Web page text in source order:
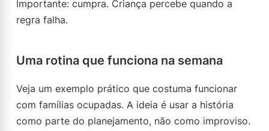
Importante: cumpra. Criança percebe quando a
regra falha.
Uma rotina que funciona na semana
Veja um exemplo prático que costuma funcionar
com famílias ocupadas. A ideia é usar a história
como parte do planejamento, não como improviso.